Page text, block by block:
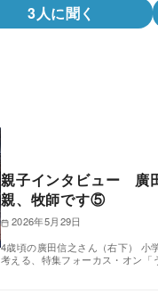
3人に聞く
親子インタビュー 廣
親、牧師です⑤
2026年5月29日
4歳頃の廣田信之さん（右下）
考える、特集フォーカス・オン